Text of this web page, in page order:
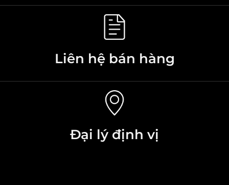
Liên hệ bán hàng
Đại lý định vị